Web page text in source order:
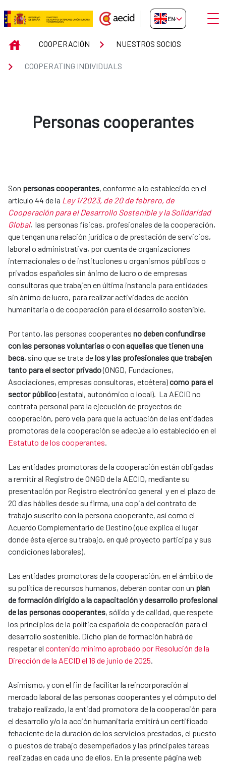
Skip to Main Content
COOPERATING INDIVIDUALS
EN-GB
INICIOCOOPERACIÓN NUESTROS SOCIOS
COOPERATING INDIVIDUALS
Personas cooperantes
Son personas cooperantes, conforme a lo establecido en el
artículo 44 de la Ley 1/2023, de 20 de febrero, de
Cooperación para el Desarrollo Sostenible y la Solidaridad
Global, las personas físicas, profesionales de la cooperación,
que tengan una relación jurídica o de prestación de servicios,
laboral o administrativa, por cuenta de organizaciones
internacionales o de instituciones u organismos públicos o
privados españoles sin ánimo de lucro o de empresas
consultoras que trabajen en última instancia para entidades
sin ánimo de lucro, para realizar actividades de acción
humanitaria o de cooperación para el desarrollo sostenible.
Por tanto, las personas cooperantes no deben confundirse
con las personas voluntarias o con aquellas que tienen una
beca, sino que se trata delos y las profesionales que trabajen
tanto para el sector privado(ONGD, Fundaciones,
Asociaciones, empresas consultoras, etcétera)como para el
sector público(estatal, autonómico o local). La AECID no
contrata personal para la ejecución de proyectos de
cooperación, pero vela para que la actuación de las entidades
promotoras de la cooperación se adecúe a lo establecido en el
Estatuto de los cooperantes.
Las entidades promotoras de la cooperación están obligadas
a remitir al Registro de ONGD de la AECID, mediante su
presentación por Registro electrónico general y en el plazo de
20 días hábiles desde su firma, una copia del contrato de
trabajo suscrito con la persona cooperante, así como el
Acuerdo Complementario de Destino (que explica el lugar
donde ésta ejerce su trabajo, en qué proyecto participa y sus
condiciones laborales).
Las entidades promotoras de la cooperación, en el ámbito de
su política de recursos humanos, deberán contar con un plan
de formación dirigido a la capacitación y desarrollo profesional
de las personas cooperantes, sólido y de calidad, que respete
los principios de la política española de cooperación para el
desarrollo sostenible. Dicho plan de formación habrá de
respetar el contenido mínimo aprobado por Resolución de la
Dirección de la AECID el 16 de junio de 2025.
Asimismo, y con el fin de facilitar la reincorporación al
mercado laboral de las personas cooperantes y el cómputo del
trabajo realizado, la entidad promotora de la cooperación para
el desarrollo y/o la acción humanitaria emitirá un certificado
fehaciente de la duración de los servicios prestados, el puesto
o puestos de trabajo desempeñados y las principales tareas
realizadas en cada uno de ellos. En la presente página web